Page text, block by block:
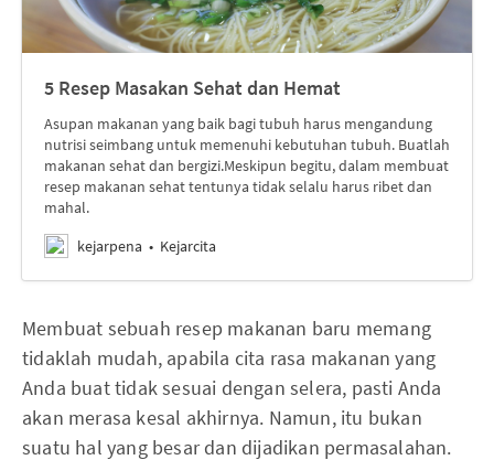
5 Resep Masakan Sehat dan Hemat
Asupan makanan yang baik bagi tubuh harus mengandung
nutrisi seimbang untuk memenuhi kebutuhan tubuh. Buatlah
makanan sehat dan bergizi.Meskipun begitu, dalam membuat
resep makanan sehat tentunya tidak selalu harus ribet dan
mahal.
kejarpena
Kejarcita
Membuat sebuah resep makanan baru memang
tidaklah mudah, apabila cita rasa makanan yang
Anda buat tidak sesuai dengan selera, pasti Anda
akan merasa kesal akhirnya. Namun, itu bukan
suatu hal yang besar dan dijadikan permasalahan.